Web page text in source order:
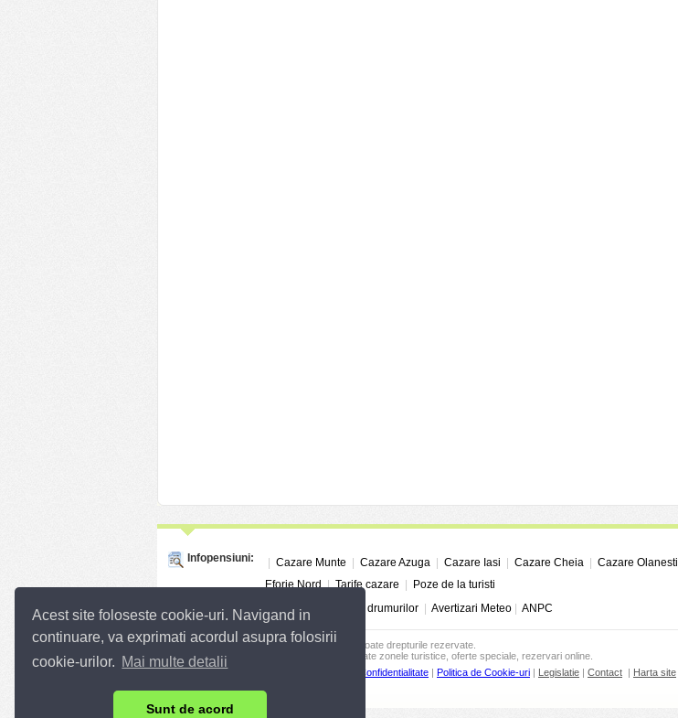
Acest site foloseste cookie-uri. Navigand in
continuare, va exprimati acordul asupra folosirii
cookie-urilor. Mai multe detalii
Sunt de acord
Infopensiuni: Cazare Munte Cazare Azuga Cazare Iasi Cazare Cheia Cazare Olanesti
Eforie Nord|Tarife cazare
Poze de la turisti
Linkuri utile:
Info Trafic Situatia drumurilor Avertizari Meteo ANPC
© 2004 - 2026SC InfoTurism Media SRL.
Toate drepturile rezervate.
Infopensiuni.ro va ofera pensiuni si vile din toate zonele turistice, oferte speciale, rezervari online.
Termenii si conditiile de utilizare
Politica de Confidentialitate | Politica de Cookie-uri | Legislatie | Contact | Harta site